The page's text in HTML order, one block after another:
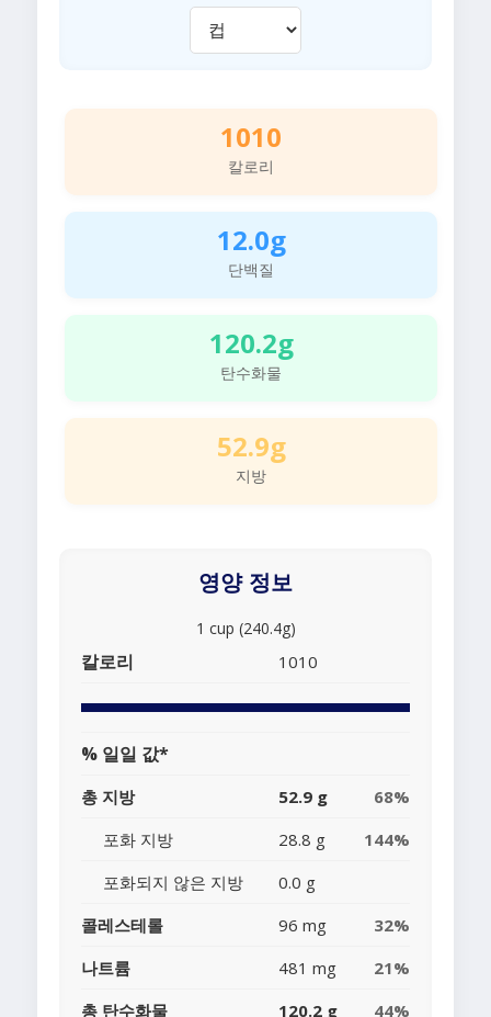
1010
칼로리
12.0g
단백질
120.2g
탄수화물
52.9g
지방
영양 정보
1 cup (240.4g)
칼로리 1010
% 일일 값*
총 지방 52.9 g
68%
포화 지방
28.8 g
144%
포화되지 않은 지방
0.0 g
콜레스테롤
96 mg
32%
나트륨
481 mg
21%
총 탄수화물
120.2 g 44%